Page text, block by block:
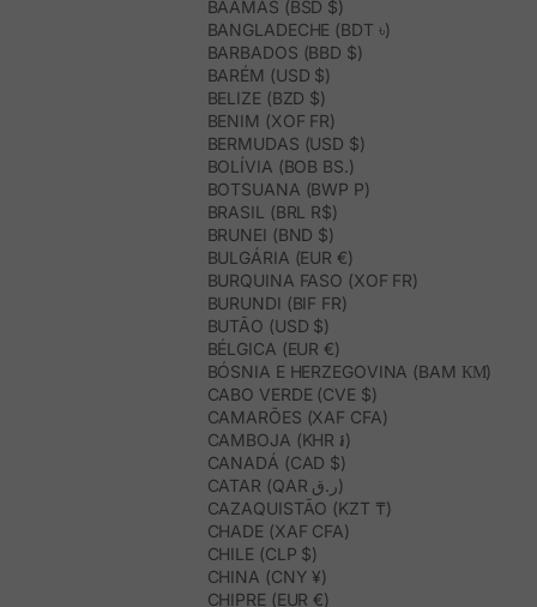
BAAMAS (BSD $)
BANGLADECHE (BDT ৳)
BARBADOS (BBD $)
BARÉM (USD $)
BELIZE (BZD $)
BENIM (XOF FR)
BERMUDAS (USD $)
BOLÍVIA (BOB BS.)
BOTSUANA (BWP P)
BRASIL (BRL R$)
BRUNEI (BND $)
BULGÁRIA (EUR €)
BURQUINA FASO (XOF FR)
BURUNDI (BIF FR)
BUTÃO (USD $)
BÉLGICA (EUR €)
BÓSNIA E HERZEGOVINA (BAM КМ)
CABO VERDE (CVE $)
CAMARÕES (XAF CFA)
CAMBOJA (KHR ៛)
CANADÁ (CAD $)
CATAR (QAR ر.ق)
CAZAQUISTÃO (KZT ₸)
CHADE (XAF CFA)
CHILE (CLP $)
CHINA (CNY ¥)
CHIPRE (EUR €)